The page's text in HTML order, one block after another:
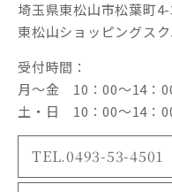
埼玉県東松山市松葉町
東松山ショッピングス
受付時間：
月～金 10：00～14：
土・日 10：00～14：
TEL.0493-53-4501